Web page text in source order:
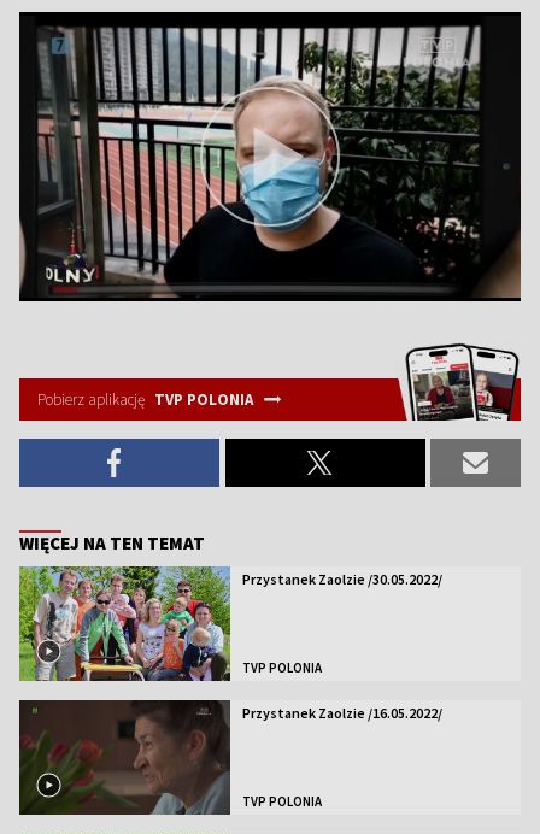
Pobierz aplikację TVP POLONIA
WIĘCEJ NA TEN TEMAT
Przystanek Zaolzie /30.05.2022/
TVP POLONIA
Przystanek Zaolzie /16.05.2022/
TVP POLONIA